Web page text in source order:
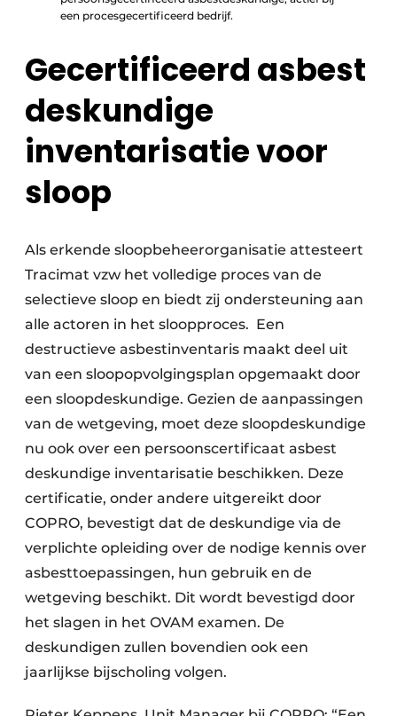
een procesgecertificeerd bedrijf.
Gecertificeerd asbest
deskundige
inventarisatie voor
sloop
Als erkende sloopbeheerorganisatie attesteert
Tracimat vzw het volledige proces van de
selectieve sloop en biedt zij ondersteuning aan
alle actoren in het sloopproces. Een
destructieve asbestinventaris maakt deel uit
van een sloopopvolgingsplan opgemaakt door
een sloopdeskundige. Gezien de aanpassingen
van de wetgeving, moet deze sloopdeskundige
nu ook over een persoonscertificaat asbest
deskundige inventarisatie beschikken. Deze
certificatie, onder andere uitgereikt door
COPRO, bevestigt dat de deskundige via de
verplichte opleiding over de nodige kennis over
asbesttoepassingen, hun gebruik en de
wetgeving beschikt. Dit wordt bevestigd door
het slagen in het OVAM examen. De
deskundigen zullen bovendien ook een
jaarlijkse bijscholing volgen.